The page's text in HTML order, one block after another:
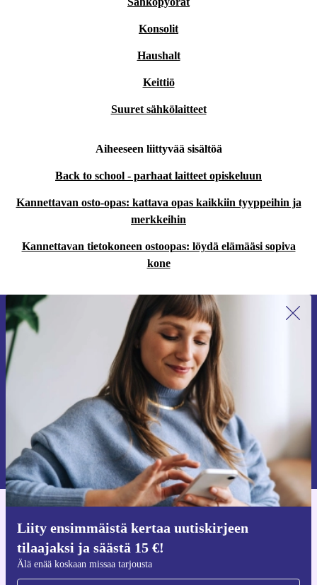
Konsolit
Haushalt
Keittiö
Suuret sähkölaitteet
Aiheeseen liittyvää sisältöä
Back to school - parhaat laitteet opiskeluun
Kannettavan osto-opas: kattava opas kaikkiin tyyppeihin ja
merkkeihin
Kannettavan tietokoneen ostoopas: löydä elämääsi sopiva
kone
Liity ensimmäistä kertaa uutiskirjeen
tilaajaksi ja säästä 15 €!
Älä enää koskaan missaa tarjousta
Liity ensimmäistä kertaa uutiskirjeen
tilaajaksi ja säästä 15 €!
Älä missaa enää yhtäkään tarjousta.
Pyydä etukuponki
Lisätietoja henkilötietojen käytöstä löydättietosuojaselosteestamme.
iOS:lle ja Androidille